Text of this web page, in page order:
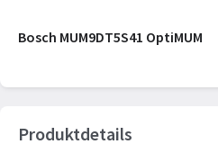
Bosch MUM9DT5S41 OptiMUM
Produktdetails